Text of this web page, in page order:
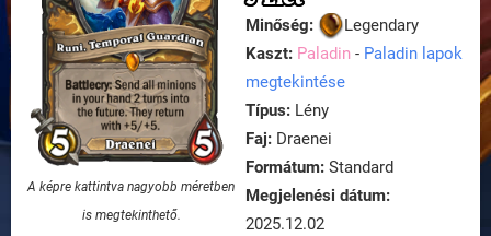
A képre kattintva nagyobb méretben
is megtekinthető.
Minőség:
Legendary
Kaszt: Paladin - Paladin lapok
megtekintése
Típus: Lény
Faj: Draenei
Formátum: Standard
Megjelenési dátum:
2025.12.02